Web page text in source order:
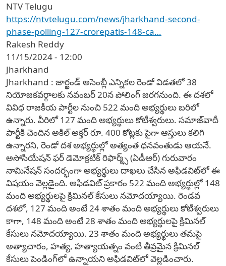
NTV Telugu
https://ntvtelugu.com/news/jharkhand-second-
phase-polling-127-crorepatis-148-ca…
Rakesh Reddy
11/15/2024 - 12:00
Jharkhand
Jharkhand : జార్ఖండ్‌ అసెంబ్లీ ఎన్నికల రెండో విడతలో 38
నియోజకవర్గాలకు నవంబర్‌ 20న పోలింగ్‌ జరగనుంది. ఈ దశలో
వివిధ రాజకీయ పార్టీల నుంచి 522 మంది అభ్యర్థులు బరిలో
ఉన్నారు. వీరిలో 127 మంది అభ్యర్థులు కోటీశ్వరులు. సమాజ్‌వాదీ
పార్టీకి చెందిన అకిల్ అక్తర్ రూ. 400 కోట్లకు పైగా ఆస్తులు కలిగి
ఉన్నారని, రెండో దశ అభ్యర్థుల్లో అత్యంత ధనవంతుడు ఆయనే.
అసోసియేషన్ ఫర్ డెమోక్రటిక్ రిఫార్మ్స్ (ఏడీఆర్) గురువారం
నామినేషన్ సందర్భంగా అభ్యర్థులు దాఖలు చేసిన అఫిడవిట్‌లో ఈ
విషయం వెల్లడైంది. అఫిడవిట్ ప్రకారం 522 మంది అభ్యర్థుల్లో 148
మంది అభ్యర్థులపై క్రిమినల్ కేసులు నమోదయ్యాయి. రెండవ
దశలో, 127 మంది అంటే 24 శాతం మంది అభ్యర్థులు కోటీశ్వరులు
కాగా, 148 మంది అంటే 28 శాతం మంది అభ్యర్థులపై క్రిమినల్
కేసులు నమోదయ్యాయి. 23 శాతం మంది అభ్యర్థులు తమపై
అత్యాచారం, హత్య, హత్యాయత్నం వంటి తీవ్రమైన క్రిమినల్
కేసులు పెండింగ్‌లో ఉన్నాయని అఫిడవిట్‌లో వెల్లడించారు.